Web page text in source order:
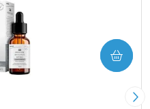
COMPRAR